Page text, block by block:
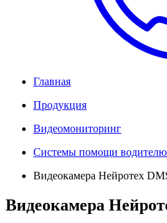
Главная
Продукция
Видеомониторинг
Системы помощи
Видеокамера Нейротех
Видеокамера